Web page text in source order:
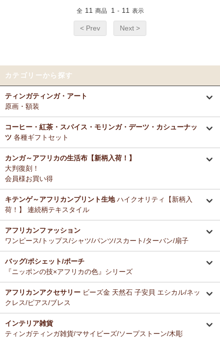
全 11 商品 1 - 11 表示
< Prev Next >
カテゴリーから探す
ティンガティンガ・アート
原画・額装
コーヒー・紅茶・スパイス・モリンガ・デーツ・カシューナッ
ツ 各種ギフトセット
カンガ～アフリカの生活布【新柄入荷！】
大判復刻！
会員様お買い得
キテンゲ～アフリカンプリント生地ハイクオリティ【新柄入
荷！】 連続柄テキスタイル
アフリカンファッション
ワンピース/トップス/シャツ/パンツ/スカート/ターバン/扇子
バッグ/ポシェット/ポーチ
『ニッポンの技×アフリカの色』シリーズ
アフリカンアクセサリー ビーズ金 天然石 子安貝 エシカル/ネッ
クレス/ピアス/ブレス
インテリア雑貨
ティンガティンガ雑貨/マサイビーズ/ソープストーン/木彫